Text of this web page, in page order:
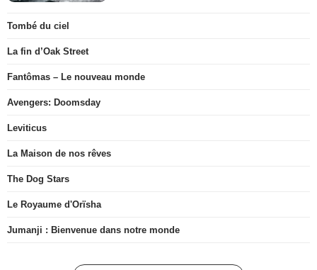
Tombé du ciel
La fin d’Oak Street
Fantômas – Le nouveau monde
Avengers: Doomsday
Leviticus
La Maison de nos rêves
The Dog Stars
Le Royaume d'Orïsha
Jumanji : Bienvenue dans notre monde